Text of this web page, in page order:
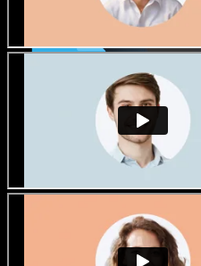
Široký výber
hlasov s